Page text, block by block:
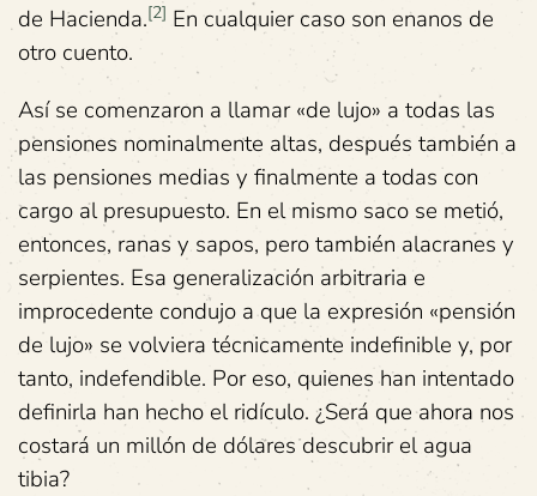
de Hacienda.[2] En cualquier caso son enanos de
otro cuento.
Así se comenzaron a llamar «de lujo» a todas las
pensiones nominalmente altas, después también a
las pensiones medias y finalmente a todas con
cargo al presupuesto. En el mismo saco se metió,
entonces, ranas y sapos, pero también alacranes y
serpientes. Esa generalización arbitraria e
improcedente condujo a que la expresión «pensión
de lujo» se volviera técnicamente indefinible y, por
tanto, indefendible. Por eso, quienes han intentado
definirla han hecho el ridículo. ¿Será que ahora nos
costará un millón de dólares descubrir el agua
tibia?